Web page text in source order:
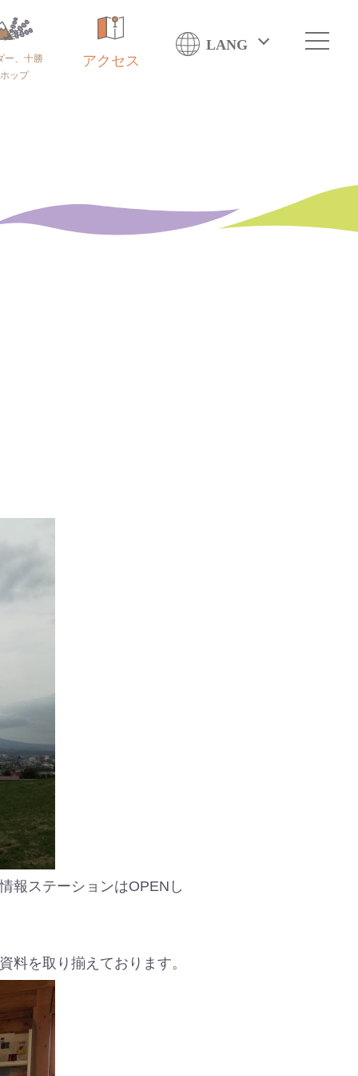
ー、十勝
ップ
アクセス
LANG
報ステーションはOPENし
料を取り揃えております。